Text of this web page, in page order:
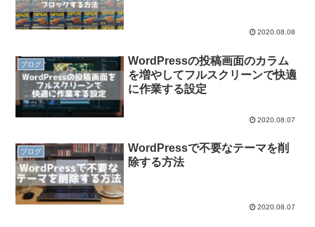
2020.08.08
ブログ
WordPressの投稿画面のカラム
を増やしてフルスクリーンで快適
に作業する設定
2020.08.07
ブログ
WordPressで不要なテーマを削
除する方法
2020.08.07